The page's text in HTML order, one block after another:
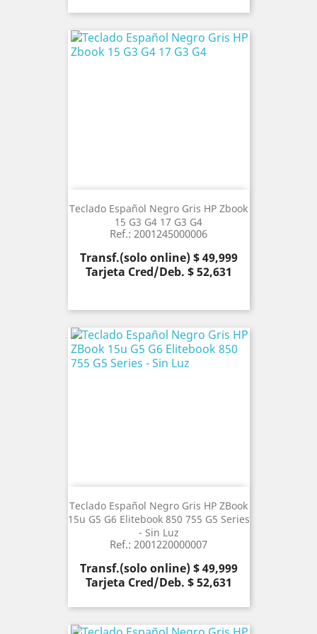
Teclado Español Negro Gris HP Zbook
15 G3 G4 17 G3 G4
Ref.: 2001245000006
Precio
Transf.(solo online) $ 49,999
Tarjeta Cred/Deb. $ 52,631
Teclado Español Negro Gris HP ZBook
15u G5 G6 Elitebook 850 755 G5 Series
- Sin Luz
Ref.: 2001220000007
Precio
Transf.(solo online) $ 49,999
Tarjeta Cred/Deb. $ 52,631